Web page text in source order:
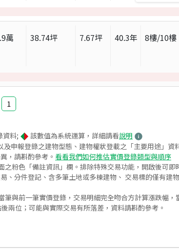
萬 38.74坪 7.67坪 40.3年 8樓/10樓
1
資料; 該數值為系統運算，詳細請看說明
申報登錄之建物型態、建物權狀登載之「主要用途」資
，請斟酌參考。 看看我們如何推估實價登錄類型與順序
粉色「備註資訊」欄。排除特殊交易功能，開啟後可即
分件登記、含多筆土地或多棟建物、 交易標的僅有建
與前一筆實價登錄，交易明細完全吻合方計算漲跌幅，
兩位；可能與實際交易有所落差，資料請斟酌參考。